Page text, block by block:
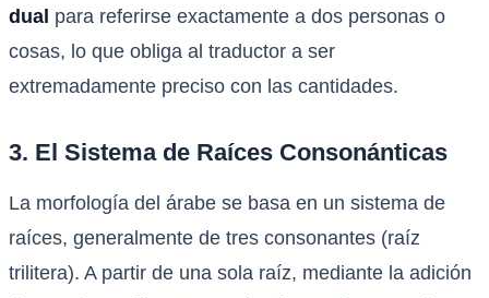
dual para referirse exactamente a dos personas o
cosas, lo que obliga al traductor a ser
extremadamente preciso con las cantidades.
3. El Sistema de Raíces Consonánticas
La morfología del árabe se basa en un sistema de
raíces, generalmente de tres consonantes (raíz
trilitera). A partir de una sola raíz, mediante la adición